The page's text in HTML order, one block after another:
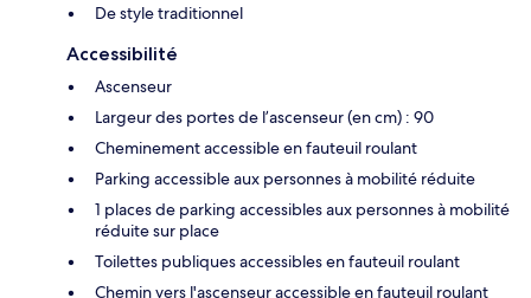
De style traditionnel
Accessibilité
Ascenseur
Largeur des portes de l’ascenseur (en cm) : 90
Cheminement accessible en fauteuil roulant
Parking accessible aux personnes à mobilité réduite
1 places de parking accessibles aux personnes à mobilité
réduite sur place
Toilettes publiques accessibles en fauteuil roulant
Chemin vers l'ascenseur accessible en fauteuil roulant